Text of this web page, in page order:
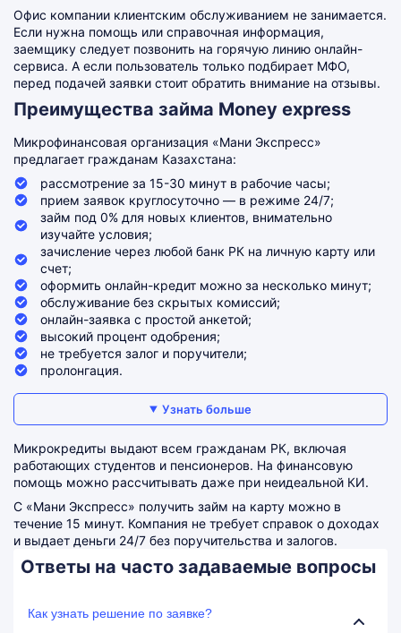
Офис компании клиентским обслуживанием не занимается.
Если нужна помощь или справочная информация,
заемщику следует позвонить на горячую линию онлайн-
сервиса. А если пользователь только подбирает МФО,
перед подачей заявки стоит обратить внимание на отзывы.
Преимущества займа Money express
Микрофинансовая организация «Мани Экспресс»
предлагает гражданам Казахстана:
рассмотрение за 15-30 минут в рабочие часы;
прием заявок круглосуточно — в режиме 24/7;
займ под 0% для новых клиентов, внимательно
изучайте условия;
зачисление через любой банк РК на личную карту или
счет;
оформить онлайн-кредит можно за несколько минут;
обслуживание без скрытых комиссий;
онлайн-заявка с простой анкетой;
высокий процент одобрения;
не требуется залог и поручители;
пролонгация.
Узнать больше
Микрокредиты выдают всем гражданам РК, включая
работающих студентов и пенсионеров. На финансовую
помощь можно рассчитывать даже при неидеальной КИ.
С «Мани Экспресс» получить займ на карту можно в
течение 15 минут. Компания не требует справок о доходах
и выдает деньги 24/7 без поручительства и залогов.
Ответы на часто задаваемые вопросы
Как узнать решение по заявке?